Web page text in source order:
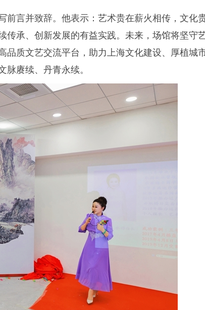
前言并致辞。他表示：艺术贵在薪火相传，文化
传承、创新发展的有益实践。未来，场馆将坚守
品质文艺交流平台，助力上海文化建设、厚植城
脉赓续、丹青永续。